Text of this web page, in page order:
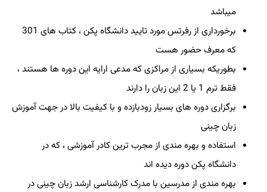
میباشد
برخورداری از رفرتس مورد تایید دانشگاه پکن ، کتاب های 301
که معرف حضور هست
بطوریکه بسیاری از مراکزی که مدعی ارایه این دوره ها هستند ،
فقط ترم 1 یا 2 این زبان را دارند
برگزاری دوره های بسیار زودبازده و با کیفیت بالا در جهت آموزش
زبان چینی
استفاده و بهره مندی از مجرب ترین کادر آموزشی ، که در
دانشگاه پکن دوره دیده اند
بهره مندی از مدرسین با مدرک کارشناسی ارشد زبان چینی در